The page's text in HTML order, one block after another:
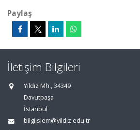
Paylaş
İletişim Bilgileri
Yıldız Mh., 34349
Davutpaşa
İstanbul
bilgiislem@yildiz.edu.tr